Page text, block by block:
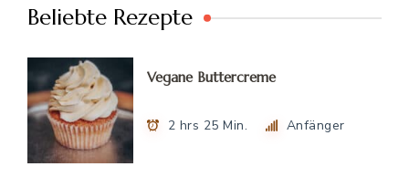
Beliebte Rezepte
Vegane Buttercreme
2 hrs 25 Min. Anfänger